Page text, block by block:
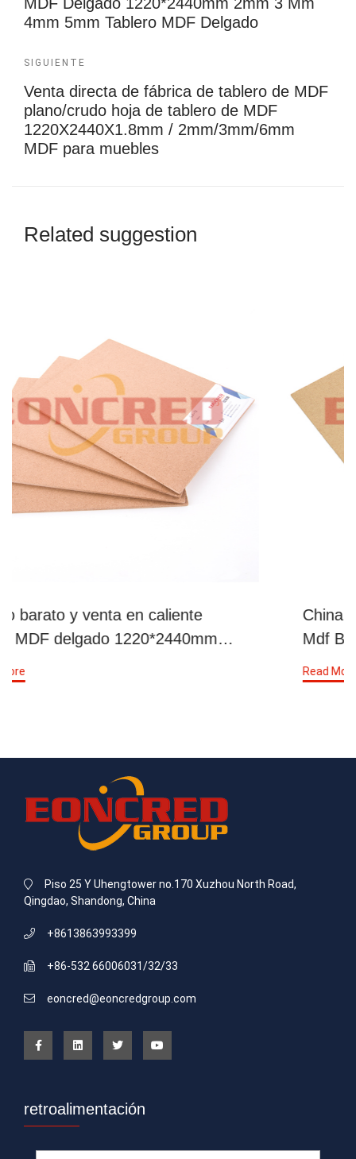
4mm 5mm Tablero MDF Delgado
SIGUIENTE
Venta directa de fábrica de tablero de MDF
plano/crudo hoja de tablero de MDF
1220X2440X1.8mm / 2mm/3mm/6mm
MDF para muebles
Related suggestion
China Factory Low Price Supply Thin
Mdf Board Mdf Board Sheet
Piso 25 Y Uhengtower no.170 Xuzhou North Road,
Qingdao, Shandong, China
+8613863993399
+86-532 66006031/32/33
eoncred@eoncredgroup.com
retroalimentación